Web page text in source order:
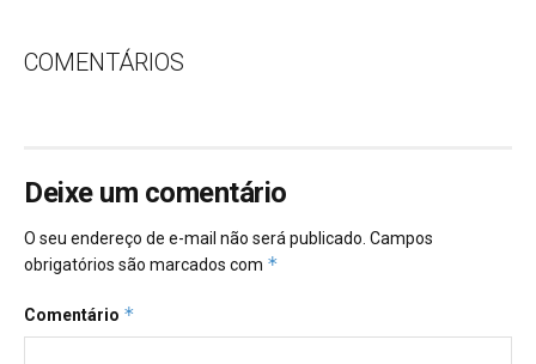
COMENTÁRIOS
Deixe um comentário
O seu endereço de e-mail não será publicado. Campos
obrigatórios são marcados com *
Comentário *